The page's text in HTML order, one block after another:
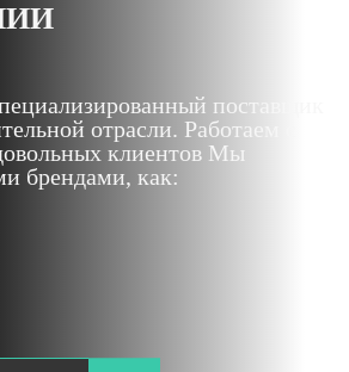
поставщик
отрасли. Работаем с
клиентов Мы
брендами, как: